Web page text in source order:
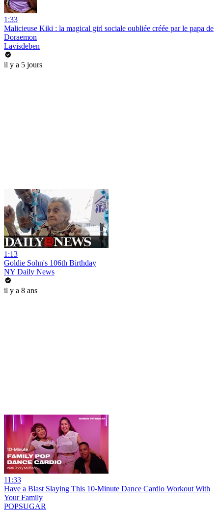
1:33
Malicieuse Kiki : la magical girl sociale oubliée créée par le papa de
Doraemon
Lavisdeben
il y a 5 jours
1:13
Goldie Sohn's 106th Birthday
NY Daily News
il y a 8 ans
11:33
Have a Blast Slaying This 10-Minute Dance Cardio Workout With
Your Family
POPSUGAR